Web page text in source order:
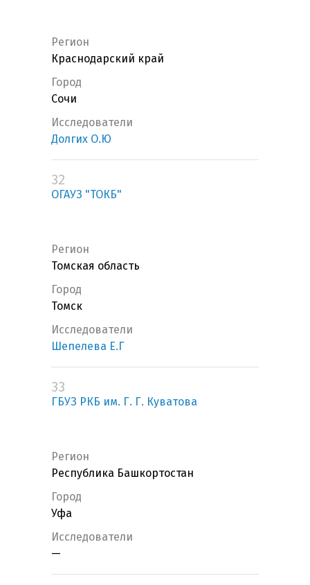
Регион
Краснодарский край
Город
Сочи
Исследователи
Долгих О.Ю
32
ОГАУЗ "ТОКБ"
Регион
Томская область
Город
Томск
Исследователи
Шепелева Е.Г
33
ГБУЗ РКБ им. Г. Г. Куватова
Регион
Республика Башкортостан
Город
Уфа
Исследователи
—